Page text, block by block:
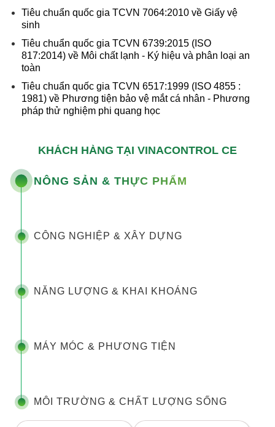
Tiêu chuẩn quốc gia TCVN 7064:2010 về Giấy vệ
sinh
Tiêu chuẩn quốc gia TCVN 6739:2015 (ISO
817:2014) về Môi chất lạnh - Ký hiệu và phân loại an
toàn
Tiêu chuẩn quốc gia TCVN 6517:1999 (ISO 4855 :
1981) về Phương tiện bảo vệ mắt cá nhân - Phương
pháp thử nghiệm phi quang học
KHÁCH HÀNG TẠI VINACONTROL CE
NÔNG SẢN & THỰC PHẨM
CÔNG NGHIỆP & XÂY DỰNG
NĂNG LƯỢNG & KHAI KHOÁNG
MÁY MÓC & PHƯƠNG TIỆN
MÔI TRƯỜNG & CHẤT LƯỢNG SỐNG